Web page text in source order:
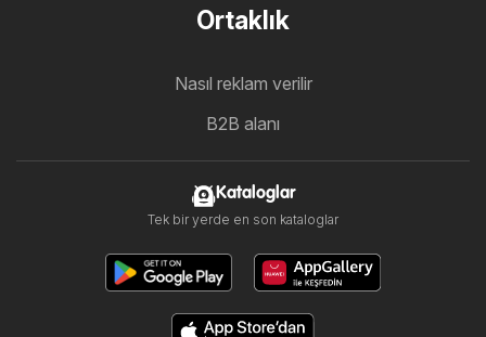
Ortaklık
Nasıl reklam verilir
B2B alanı
Kataloglar
Tek bir yerde en son kataloglar